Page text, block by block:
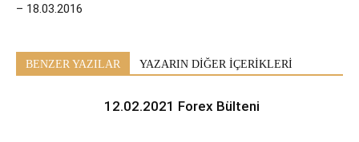
– 18.03.2016
BENZER YAZILAR YAZARIN DİĞER İÇERİKLERİ
12.02.2021 Forex Bülteni